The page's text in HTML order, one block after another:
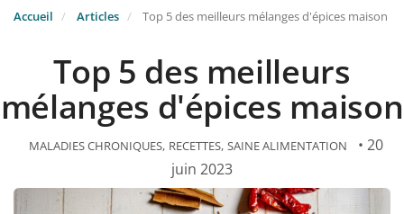
Accueil Articles Top 5 des meilleurs mélanges d'épices maison
Top 5 des meilleurs
mélanges d'épices maison
MALADIES CHRONIQUES RECETTES SAINE ALIMENTATION
• 20
juin 2023